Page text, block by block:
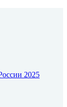
2025